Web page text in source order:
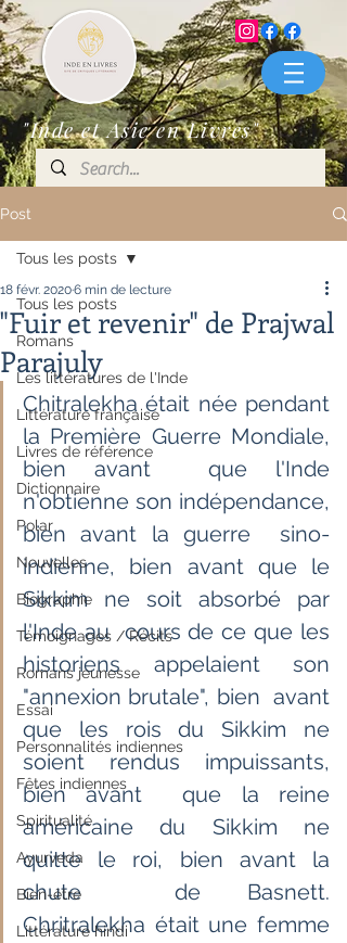
"Inde et Asie en Livres"
Post
Tous les posts
Romans
Les littératures de l'Inde
Littérature française
Livres de référence
Dictionnaire
Polar
Nouvelles
Biographie
Témoignages / Récits
Romans jeunesse
Essai
Personnalités indiennes
Fêtes indiennes
Spiritualité
Ayurveda
Bien-être
Littérature hindi
Tous les posts
"Fuir et revenir" de Prajwal
Parajuly
18 févr. 20206 min de lecture
Chitralekha était née pendant
la Première Guerre Mondiale,
bien avant  que l'Inde
n'obtienne son indépendance,
bien avant la guerre  sino-
indienne, bien avant que le
Sikkim ne soit absorbé par
l'Inde au  cours de ce que les
historiens appelaient son
"annexion brutale", bien  avant
que les rois du Sikkim ne
soient rendus impuissants,
bien avant  que la reine
américaine du Sikkim ne
quitte le roi, bien avant la
chute  de Basnett.
Chritralekha était une femme